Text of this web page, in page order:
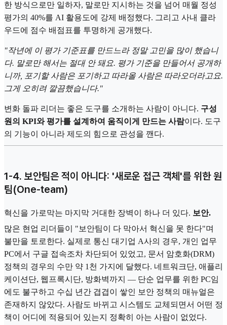
한 방식으로만 일하자, 말로만 지시하는 것을 넘어 매월 정성
평가의 40%를 AI 활용도에 강제 배정했다. 그리고 사내 클라
우드에 점수 배점표를 투명하게 공개했다.
"작년에 이 평가 기준표를 만드느라 정말 고민을 많이 했습니
다. 말로만 해서는 절대 안 돼요. 평가 기준을 만들어서 공개하
니까, 포기할 사람은 포기하고 따라올 사람은 따라오더라고요.
그게 오히려 깔끔했습니다."
변화 돌파 리더는 좋은 도구를 소개하는 사람이 아니다. 구성
원의 KPI와 평가를 설계하여 움직이게 만드는 사람이다. 도구
의 기능이 아니라 제도의 힘으로 관성을 깬다.
1-4. 보안팀은 적이 아니다: '새로운 접근 객체'를 위한 원
팀(One-team)
혁신을 가로막는 마지막 거대한 장벽이 하나 더 있다. 보안.
많은 현업 리더들이 "보안팀이 다 막아서 혁신을 못 한다"며
불만을 토로한다. 실제로 통신 대기업 A사의 경우, 개인 업무
PC에서 구글 접속조차 차단되어 있었고, 문서 암호화(DRM)
정책의 경우의 수만 약 1천 가지에 달했다. 네트워크단, 애플리
케이션단, 웹프록시단, 방화벽까지 — 단순 업무를 위한 PC임
에도 불구하고 수십 년간 겹겹이 쌓인 보안 정책의 매뉴얼은
존재하지 않았다. 사람도 바뀌고 시스템도 교체되면서 어떤 정
책이 어디에 적용되어 있는지 정확히 아는 사람이 없었다.